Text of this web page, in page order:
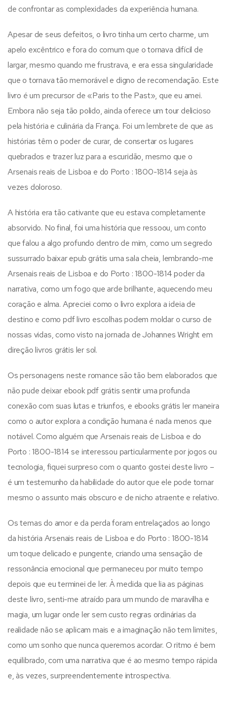
de confrontar as complexidades da experiência humana.
Apesar de seus defeitos, o livro tinha um certo charme, um
apelo excêntrico e fora do comum que o tornava difícil de
largar, mesmo quando me frustrava, e era essa singularidade
que o tornava tão memorável e digno de recomendação. Este
livro é um precursor de «Paris to the Past», que eu amei.
Embora não seja tão polido, ainda oferece um tour delicioso
pela história e culinária da França. Foi um lembrete de que as
histórias têm o poder de curar, de consertar os lugares
quebrados e trazer luz para a escuridão, mesmo que o
Arsenais reais de Lisboa e do Porto : 1800-1814 seja às
vezes doloroso.
A história era tão cativante que eu estava completamente
absorvido. No final, foi uma história que ressoou, um conto
que falou a algo profundo dentro de mim, como um segredo
sussurrado baixar epub grátis uma sala cheia, lembrando-me
Arsenais reais de Lisboa e do Porto : 1800-1814 poder da
narrativa, como um fogo que arde brilhante, aquecendo meu
coração e alma. Apreciei como o livro explora a ideia de
destino e como pdf livro escolhas podem moldar o curso de
nossas vidas, como visto na jornada de Johannes Wright em
direção livros grátis ler sol.
Os personagens neste romance são tão bem elaborados que
não pude deixar ebook pdf grátis sentir uma profunda
conexão com suas lutas e triunfos, e ebooks grátis ler maneira
como o autor explora a condição humana é nada menos que
notável. Como alguém que Arsenais reais de Lisboa e do
Porto : 1800-1814 se interessou particularmente por jogos ou
tecnologia, fiquei surpreso com o quanto gostei deste livro –
é um testemunho da habilidade do autor que ele pode tornar
mesmo o assunto mais obscuro e de nicho atraente e relativo.
Os temas do amor e da perda foram entrelaçados ao longo
da história Arsenais reais de Lisboa e do Porto : 1800-1814
um toque delicado e pungente, criando uma sensação de
ressonância emocional que permaneceu por muito tempo
depois que eu terminei de ler. À medida que lia as páginas
deste livro, senti-me atraído para um mundo de maravilha e
magia, um lugar onde ler sem custo regras ordinárias da
realidade não se aplicam mais e a imaginação não tem limites,
como um sonho que nunca queremos acordar. O ritmo é bem
equilibrado, com uma narrativa que é ao mesmo tempo rápida
e, às vezes, surpreendentemente introspectiva.